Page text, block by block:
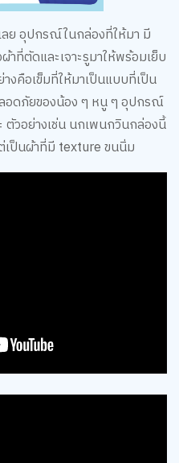
ย อุปกรณ์ในกล่องที่ให้มา มี
ที่ตัดและเจาะรูมาให้พร้อมเย็บ
งคือเข็มที่ให้มาเป็นแบบที่เป็น
อดภัยของน้อง ๆ หนู ๆ อุปกรณ์
วอย่างเช่น นกเพนกวินกล่องนี้
เป็นผ้าที่มี texture ขนนิ่ม